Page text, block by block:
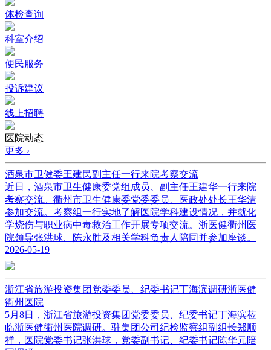
体检查询
科室介绍
便民服务
投诉建议
线上招聘
医院动态
更多 ›
酒泉市卫健委王建民副主任一行来院考察交流
近日，酒泉市卫生健康委党组成员、副主任王建华一行来院
考察交流。衢州市卫生健康委党委委员、医政处处长王华清
参加交流。考察组一行实地了解医院学科建设情况，并就化
学烧伤与职业病中毒救治工作开展专项交流。浙医健衢州医
院领导张洪球、陈永胜及相关学科负责人陪同并参加座谈。
2026-05-19
浙江省旅游投资集团党委委员、纪委书记丁海滨调研浙医健
衢州医院
5月8日，浙江省旅游投资集团党委委员、纪委书记丁海滨莅
临浙医健衢州医院调研。驻集团公司纪检监察组副组长郑顺
祥，医院党委书记张洪球，党委副书记、纪委书记陈华元陪